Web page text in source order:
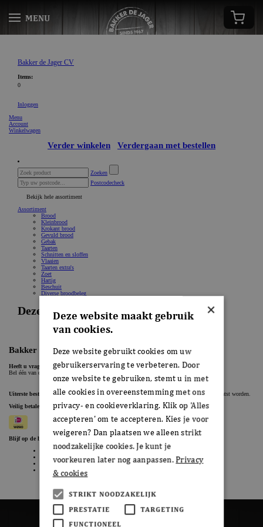
×
Deze website maakt gebruik
van cookies.
Deze website gebruikt cookies om uw
gebruikerservaring te verbeteren. Door
onze website te gebruiken, stemt u in met
alle cookies in overeenstemming met ons
privacy- en cookieverklaring. Klik op 'Alles
accepteren' om te accepteren. Kies je voor
weigeren? Dan plaatsen we alleen strikt
noodzakelijke cookies. Je kunt je
voorkeuren later nog aanpassen. Privacy
& cookies
STRIKT NOODZAKELIJK
PRESTATIE
TARGETING
FUNCTIONEEL